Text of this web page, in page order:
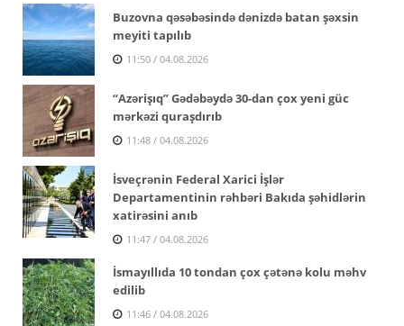
Buzovna qəsəbəsində dənizdə batan şəxsin
meyiti tapılıb
11:50 / 04.08.2026
“Azərişıq” Gədəbəydə 30-dan çox yeni güc
mərkəzi quraşdırıb
11:48 / 04.08.2026
İsveçrənin Federal Xarici İşlər
Departamentinin rəhbəri Bakıda şəhidlərin
xatirəsini anıb
11:47 / 04.08.2026
İsmayıllıda 10 tondan çox çətənə kolu məhv
edilib
11:46 / 04.08.2026